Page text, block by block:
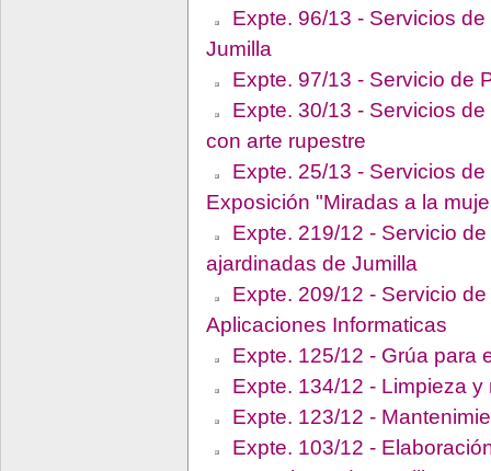
Expte. 96/13 - Servicios
Jumilla
Expte. 97/13 - Servicio de
Expte. 30/13 - Servicios
con arte rupestre
Expte. 25/13 - Servicios
Exposición "Miradas a la
Expte. 219/12 - Servicio
ajardinadas de Jumilla
Expte. 209/12 - Servicio
Aplicaciones Informaticas
Expte. 125/12 - Grúa para
Expte. 134/12 - Limpieza
Expte. 123/12 -
Expte. 103/12 -